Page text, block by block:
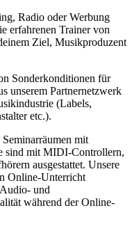
Radio oder Werbung
erfahrenen Trainer von
Ziel, Musikproduzent
Sonderkonditionen für
unserem Partnernetzwerk
(Labels,
etc.).
mit
sind mit MIDI-Controllern,
ausgestattet. Unsere
Online-Unterricht
und
während der Online-